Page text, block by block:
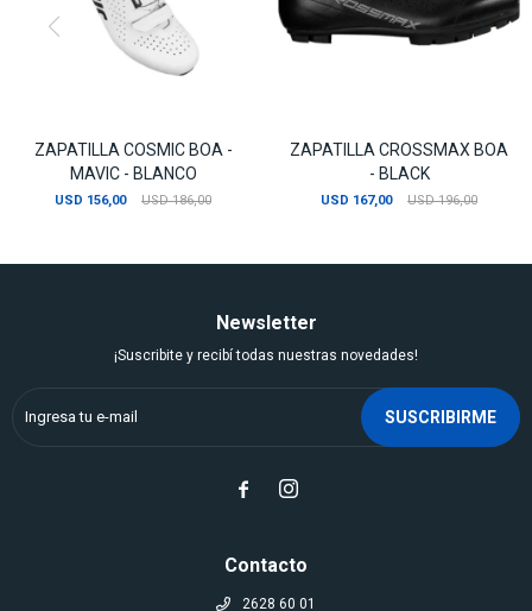
ZAPATILLA COSMIC BOA -
MAVIC - BLANCO
USD 156,00 USD 186,00
ZAPATILLA CROSSMAX BOA
- BLACK
USD 167,00 USD 196,00
Contacto
2628 60 01
Newsletter
¡Suscribite y recibí todas nuestras novedades!
SUSCRIBIRME
 